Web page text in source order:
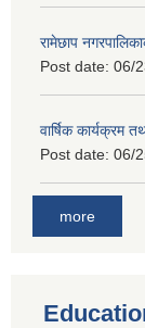
रामेछाप
Post date: 06/
वार्षिक
Post date: 06/
more